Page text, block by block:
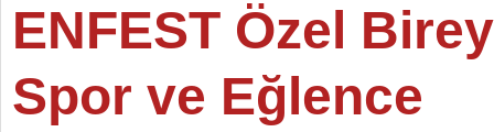
ENFEST Özel
Spor ve Eğlence